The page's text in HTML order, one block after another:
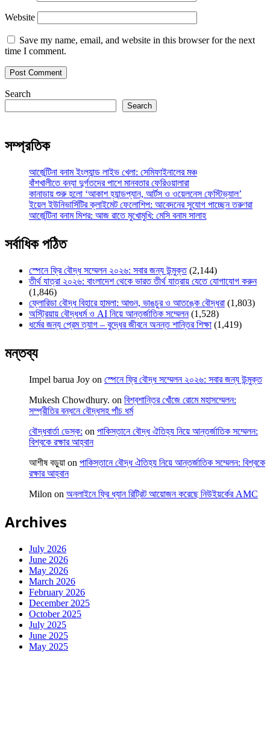
Website
Save my name, email, and website in this browser for the next
time I comment.
Search
Search
সম্প্রতিক
আর্জেন্টিনা বনাম ইংল্যান্ড লাইভ খেলা: সেমিফাইনালের মঞ্চ
বাঁশখালীতে বন্যা দুর্গতদের পাশে মানবতার ফেরিওয়ালারা
কানাডায় শুরু হলো ‘আকাশ হ্যান্ডপ্যান, আর্টস ও ওয়েলনেস ফেস্টিভ্যাল’
ইয়েল ইউনিভার্সিটির ক্লাইমেট ফেলোশিপ: আবেদনের সুযোগ পাচ্ছেন তরুণরা
আর্জেন্টিনা বনাম মিশর: আজ রাতে মুখোমুখি: মেসি বনাম সালাহ
সর্বাধিক পঠিত
স্পেনে ফ্রি বৌদ্ধ সম্মেলন ২০২৬: সবার জন্য উন্মুক্ত (2,144)
তীর্থ যাত্রা ২০২৬: বাংলাদেশ থেকে ভারত তীর্থ যাত্রায় যেতে যোগাযোগ করুন
(1,846)
ফ্লোরিডা বৌদ্ধ বিহারে হামলা: আগুন, ভাঙচুর ও আতঙ্কে বৌদ্ধরা (1,803)
অস্ট্রিয়ায় বৌদ্ধধর্ম ও AI নিয়ে আন্তর্জাতিক সম্মেলন (1,528)
ধর্মের জন্য প্রেম ত্যাগ – বুদ্ধের জীবনে অনন্ত শান্তির শিক্ষা (1,419)
মন্তব্য
Impel barua Joy on স্পেনে ফ্রি বৌদ্ধ সম্মেলন ২০২৬: সবার জন্য উন্মুক্ত
Mukesh Chowdhury. on বিশ্বশান্তির খোঁজে রোমে মহাসম্মেলন:
সম্প্রীতির বন্ধনে বৌদ্ধসহ পাঁচ ধর্ম
বৌদ্ধবার্তা ডেস্ক: on পাকিস্তানে বৌদ্ধ ঐতিহ্য নিয়ে আন্তর্জাতিক সম্মেলন:
বিশ্বকে রক্ষার আহ্বান
আশীষ বড়ুয়া on পাকিস্তানে বৌদ্ধ ঐতিহ্য নিয়ে আন্তর্জাতিক সম্মেলন: বিশ্বকে
রক্ষার আহ্বান
Milon on অনলাইনে ফ্রি ধ্যান রিট্রিট আয়োজন করেছে নিউইয়র্কের AMC
Archives
July 2026
June 2026
May 2026
March 2026
February 2026
December 2025
October 2025
July 2025
June 2025
May 2025